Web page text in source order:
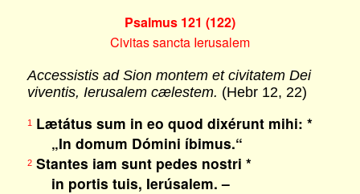
Psalmus 121 (122)
Civitas sancta Ierusalem
Accessistis ad Sion montem et civitatem Dei
viventis, Ierusalem cælestem. (Hebr 12, 22)
1Lætátus sum in eo quod dixérunt mihi: *
„In domum Dómini íbimus.“
2Stantes iam sunt pedes nostri *
in portis tuis, Ierúsalem. –